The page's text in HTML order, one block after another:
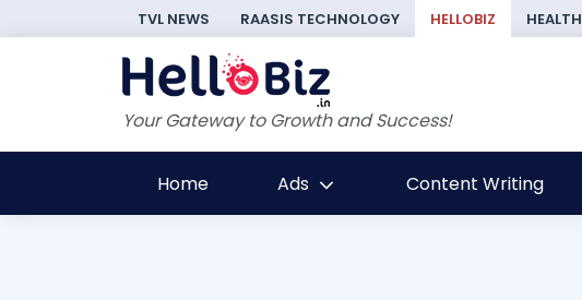
TVL NEWS RAASIS TECHNOLOGY HELLOBIZ HEALTH
Your Gateway to Growth and Success!
Home Ads Content Writing